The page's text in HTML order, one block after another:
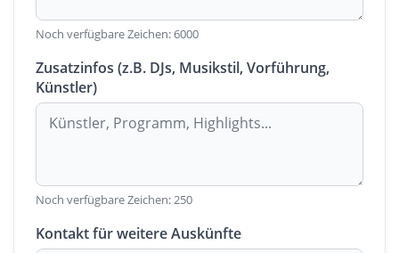
Noch verfügbare Zeichen:6000
Zusatzinfos (z.B. DJs, Musikstil, Vorführung,
Künstler)
Noch verfügbare Zeichen:250
Kontakt für weitere Auskünfte